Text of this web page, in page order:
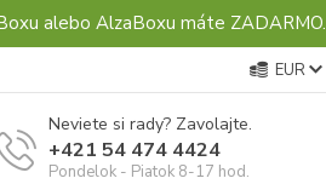
alebo AlzaBoxu máte ZADARMO.
EUR
Neviete si rady? Zavolajte.
+421 54 474 4424
Pondelok - Piatok 8-17 hod.